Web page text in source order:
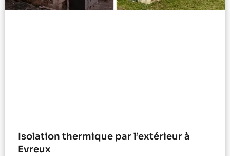
Isolation thermique par l’extérieur à
Evreux